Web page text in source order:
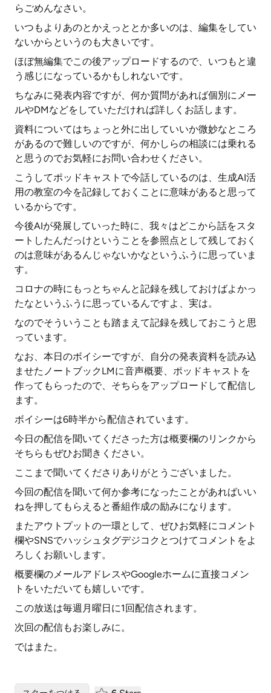
らごめんなさい。
いつもよりあのとかえっととか多いのは、編集をしてい
ないからというのも大きいです。
ほぼ無編集でこの後アップロードするので、いつもと違
う感じになっているかもしれないです。
ちなみに発表内容ですが、何か質問があれば個別にメー
ルやDMなどをしていただければ詳しくお話します。
資料についてはちょっと外に出していいか微妙なところ
があるので難しいのですが、何かしらの相談には乗れる
と思うのでお気軽にお問い合わせください。
こうしてポッドキャストで今話しているのは、生成AI活
用の教室の今を記録しておくことに意味があると思って
いるからです。
今後AIが発展していった時に、我々はどこから話をスタ
ートしたんだっけということを参照点として残しておく
のは意味があるんじゃないかなというふうに思っていま
す。
コロナの時にもっとちゃんと記録を残しておけばよかっ
たなというふうに思っているんですよ、実は。
なのでそういうことも踏まえて記録を残しておこうと思
っています。
なお、本日のボイシーですが、自分の発表資料を読み込
ませたノートブックLMに音声概要、ポッドキャストを
作ってもらったので、そちらをアップロードして配信し
ます。
ボイシーは6時半から配信されています。
今日の配信を聞いてくださった方は概要欄のリンクから
そちらもぜひお聞きください。
ここまで聞いてくださりありがとうございました。
今回の配信を聞いて何か参考になったことがあればいい
ねを押してもらえると番組作成の励みになります。
またアウトプットの一環として、ぜひお気軽にコメント
欄やSNSでハッシュタグデジコクとつけてコメントをよ
ろしくお願いします。
概要欄のメールアドレスやGoogleホームに直接コメン
トをいただいても嬉しいです。
この放送は毎週月曜日に1回配信されます。
次回の配信もお楽しみに。
ではまた。